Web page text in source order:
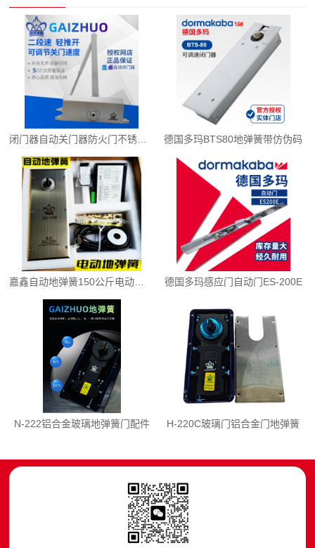
闭门器自动关门器防火门不锈钢门 德国多玛BTS80地弹簧带仿伪码
德国多玛感应门自动门ES-200E
N-222铝合金玻璃地弹簧门配件 H-220C玻璃门铝合金门地弹簧